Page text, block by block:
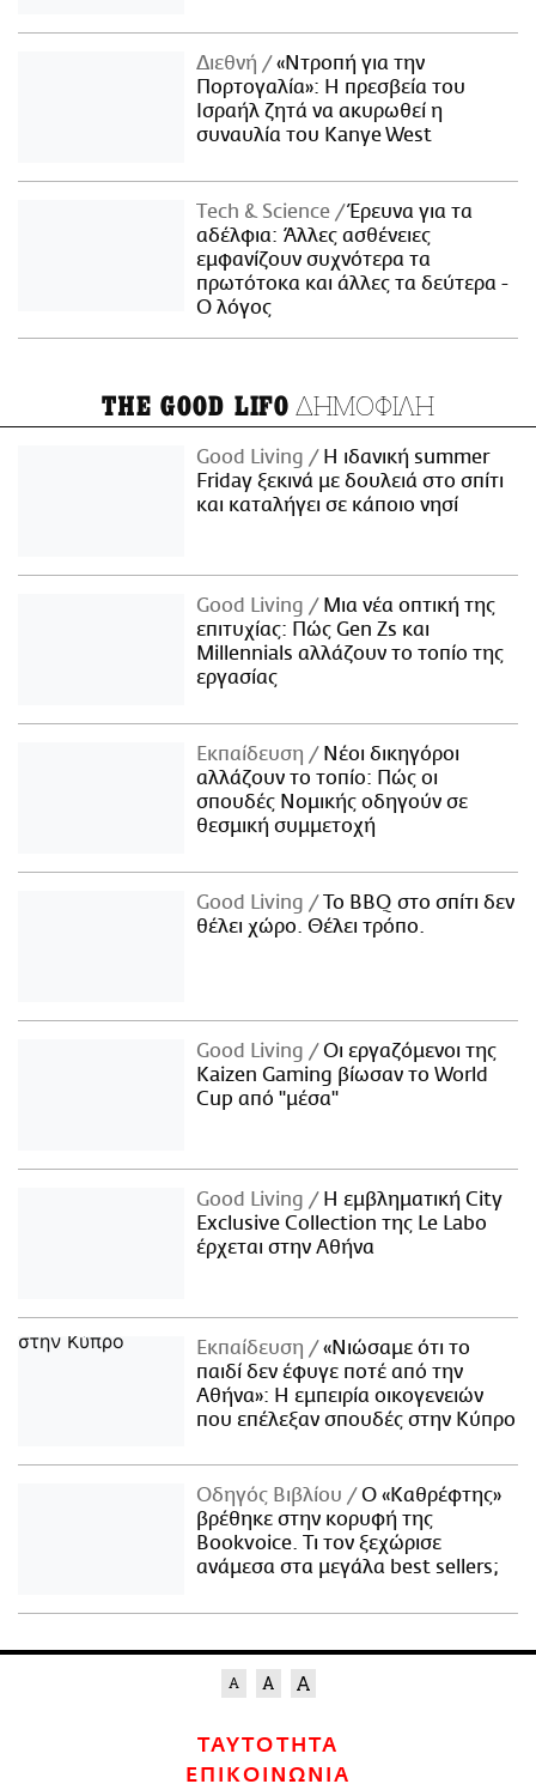
Διεθνή
«Ντροπή για την
Πορτογαλία»: Η πρεσβεία του
Ισραήλ ζητά να ακυρωθεί η
συναυλία του Kanye West
Τech & Science
Έρευνα για τα
αδέλφια: Άλλες ασθένειες
εμφανίζουν συχνότερα τα
πρωτότοκα και άλλες τα δεύτερα -
Ο λόγος
THE GOOD LIFO ΔΗΜΟΦΙΛΗ
Good Living
Η ιδανική summer
Friday ξεκινά με δουλειά στο σπίτι
και καταλήγει σε κάποιο νησί
Good Living
Μια νέα οπτική της
επιτυχίας: Πώς Gen Zs και
Millennials αλλάζουν το τοπίο της
εργασίας
Εκπαίδευση
Νέοι δικηγόροι
αλλάζουν το τοπίο: Πώς οι
σπουδές Νομικής οδηγούν σε
θεσμική συμμετοχή
Good Living
Το BBQ στο σπίτι δεν
θέλει χώρο. Θέλει τρόπο.
Good Living
Οι εργαζόμενοι της
Kaizen Gaming βίωσαν το World
Cup από "μέσα"
Good Living
Η εμβληματική City
Exclusive Collection της Le Labo
έρχεται στην Αθήνα
Εκπαίδευση
«Νιώσαμε ότι το
παιδί δεν έφυγε ποτέ από την
Αθήνα»: Η εμπειρία οικογενειών
που επέλεξαν σπουδές στην Κύπρο
Οδηγός Βιβλίου
Ο «Καθρέφτης»
βρέθηκε στην κορυφή της
Bookvoice. Τι τον ξεχώρισε
ανάμεσα στα μεγάλα best sellers;
ΤΑΥΤΟΤΗΤΑ
ΕΠΙΚΟΙΝΩΝΙΑ